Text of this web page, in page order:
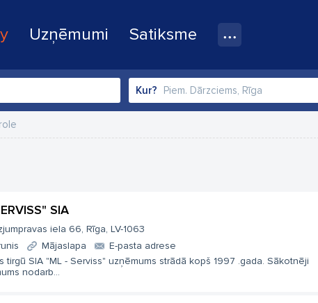
Uzņēmumi Satiksme
Kur?
SIA
iela 66, Rīga, LV-1063
Mājaslapa
E-pasta adrese
tirgū SIA "ML - Serviss" uzņēmums strādā kopš 1997 .gada. Sākotnēji
nodarb...